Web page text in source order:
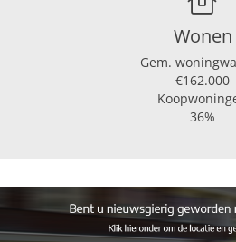
Wonen
Gem.
€162.000
36%